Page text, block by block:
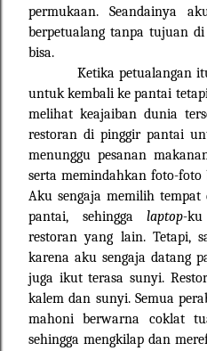
permukaan. Seandainya
berpetualang tanpa tujuan
bisa.
Ketika petualangan itu
untuk kembali ke pantai
melihat keajaiban dunia
restoran di pinggir pantai
menunggu pesanan
serta memindahkan foto-
Aku sengaja memilih
pantai, sehinggalaptop-
restoran yang lain. Tetapi,
karena aku sengaja datang
juga ikut terasa sunyi.
kalem dan sunyi. Semua
mahoni berwarna coklat
sehingga mengkilap dan